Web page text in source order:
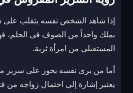
إذا شاهد الشخص نفسه يتقلب على
يملك واحداً من الصوف في الحلم،
المستقبلي من امرأة ثرية.
أما من يرى نفسه يحوز على سرير من
يعتبر إشارة إلى احتمال زواجه من